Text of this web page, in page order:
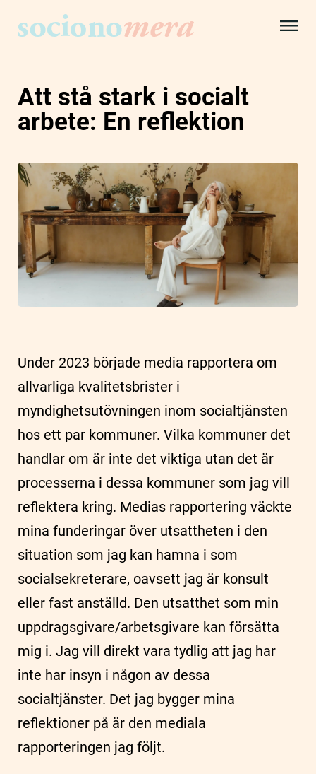
Att stå stark i socialt
arbete: En reflektion
Under 2023 började media rapportera om
allvarliga kvalitetsbrister i
myndighetsutövningen inom socialtjänsten
hos ett par kommuner. Vilka kommuner det
handlar om är inte det viktiga utan det är
processerna i dessa kommuner som jag vill
reflektera kring. Medias rapportering väckte
mina funderingar över utsattheten i den
situation som jag kan hamna i som
socialsekreterare, oavsett jag är konsult
eller fast anställd. Den utsatthet som min
uppdragsgivare/arbetsgivare kan försätta
mig i. Jag vill direkt vara tydlig att jag har
inte har insyn i någon av dessa
socialtjänster. Det jag bygger mina
reflektioner på är den mediala
rapporteringen jag följt.